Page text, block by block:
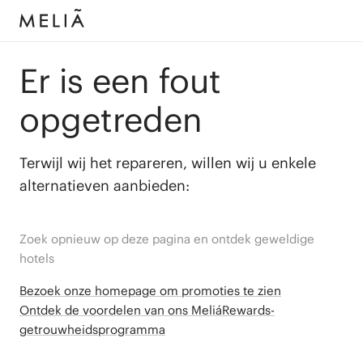
Er is een fout
opgetreden
Terwijl wij het repareren, willen wij u enkele
alternatieven aanbieden:
Zoek opnieuw op deze pagina en ontdek geweldige
hotels
Bezoek onze homepage om promoties te zien
Ontdek de voordelen van ons MeliáRewards-
getrouwheidsprogramma